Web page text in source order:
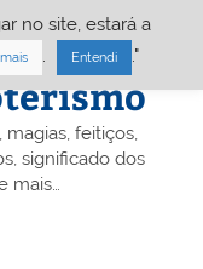
feitiços,
significado dos
mais…
no site, estará a
Entendi ."